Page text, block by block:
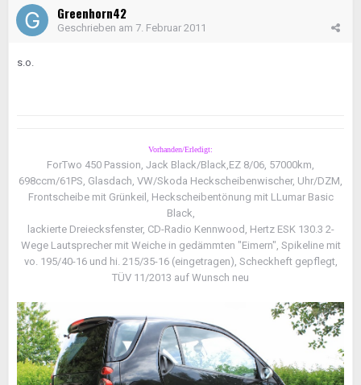
Greenhorn42
Geschrieben am 7. Februar 2011
s.o.
Vorhanden/Erledigt:
ForTwo 450 Passion, Jack Black/Black,EZ 8/06, 57000km,
698ccm/61PS, Glasdach, VW/Skoda Heckscheibenwischer, Uhr/DZM,
Frontscheibe mit Grünkeil, Heckscheibentönung mit LLumar Basic
Black,
lackierte Dreiecksfenster, CD-Radio Kennwood, Hertz ESK 130.3 2-
Wege Lautsprecher mit Weiche in gedämmten "Eimern", Spikeline mit
vo. 195/40-16 und hi. 215/35-16 (eingetragen), Scheckheft gepflegt,
TÜV 11/2013 auf Wunsch neu